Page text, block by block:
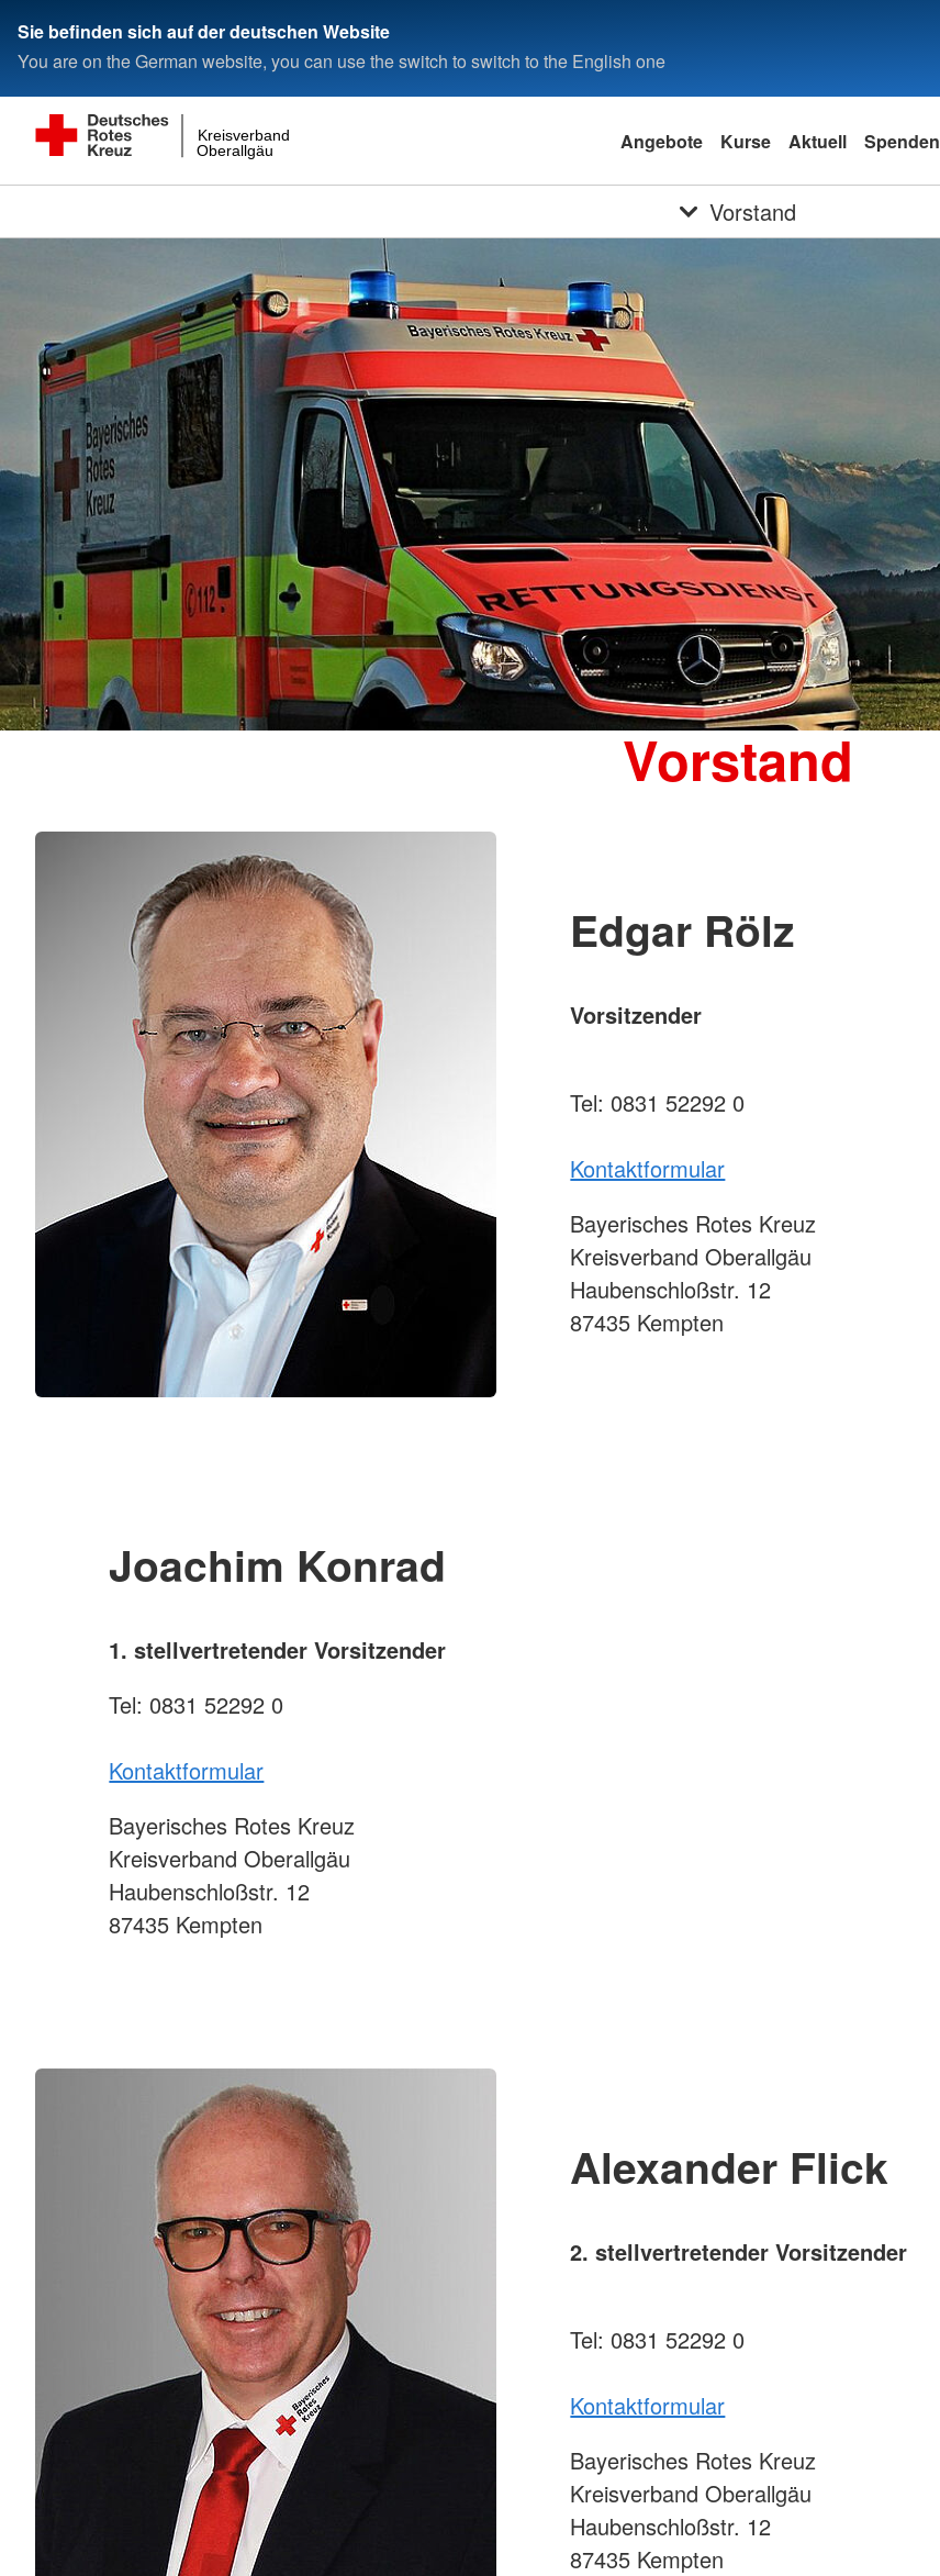
Sie befinden sich auf der deutschen Website
You are on the German website, you can use the switch to switch to the English one
Oberallgäu
Kreisverband Angebote Kurse Aktuell Spenden
Vorstand
Vorstand
Edgar Rölz
Vorsitzender
Tel: 0831 52292 0
Kontaktformular
Bayerisches Rotes Kreuz
Kreisverband Oberallgäu
Haubenschloßstr. 12
87435 Kempten
Joachim Konrad
1. stellvertretender Vorsitzender
Tel: 0831 52292 0
Kontaktformular
Bayerisches Rotes Kreuz
Kreisverband Oberallgäu
Haubenschloßstr. 12
87435 Kempten
Alexander Flick
2. stellvertretender Vorsitzender
Tel: 0831 52292 0
Kontaktformular
Bayerisches Rotes Kreuz
Kreisverband Oberallgäu
Haubenschloßstr. 12
87435 Kempten